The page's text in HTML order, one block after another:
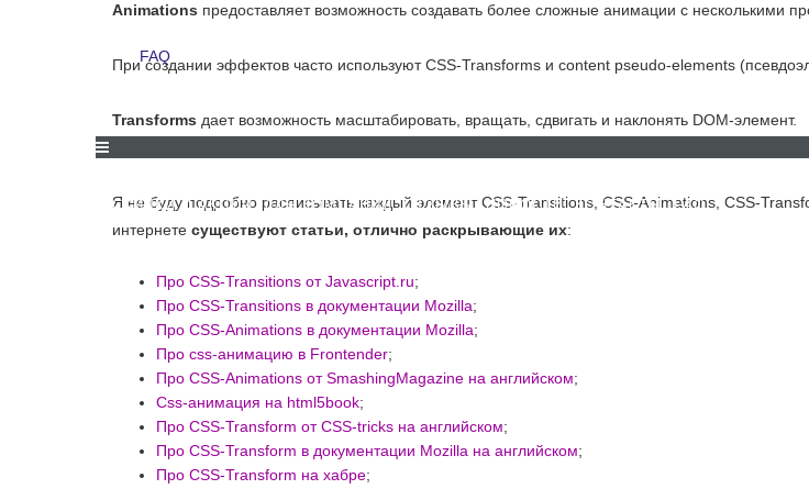
Отзывы
FAQ
СКИДКИ И АКЦИИ ДЛЯ КОМПАНИЙ ОТЗЫВЫ НОВОСТИ КОНТАКТЫ FAQ
Animations предоставляет возможность создавать более сложные анимации с несколькими
При создании эффектов часто используют CSS-Transforms и content pseudo-elements
Transforms дает возможность масштабировать, вращать, сдвигать и наклонять DOM-элемент.
Я не буду подробно расписывать каждый элемент CSS-Transitions, CSS-Animations, CSS-
интернете существуют статьи, отлично раскрывающие их:
Про CSS-Transitions от Javascript.ru;
Про CSS-Transitions в документации Mozilla;
Про CSS-Animations в документации Mozilla;
Про css-анимацию в Frontender;
Про CSS-Animations от SmashingMagazine на английском;
Css-анимация на html5book;
Про CSS-Transform от CSS-tricks на английском;
Про CSS-Transform в документации Mozilla на английском;
Про CSS-Transform на хабре;